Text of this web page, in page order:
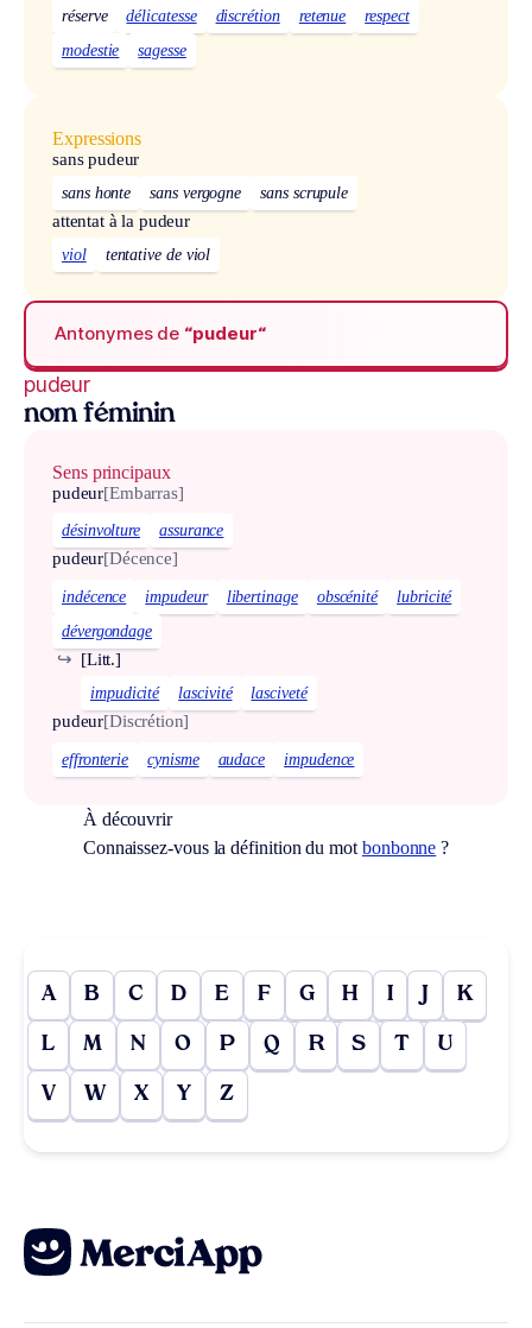
réserve délicatesse discrétion retenue
respect
modestie
sagesse
Expressions
sans pudeur
sans honte sans vergogne sans scrupule
attentat à la pudeur
viol tentative de viol
Antonymes de “pudeur“
pudeur
nom féminin
Sens principaux
pudeur[Embarras]
désinvolture assurance
pudeur[Décence]
indécence impudeur libertinage obscénité
lubricité
dévergondage
[Litt.]
↪
impudicité lascivité lasciveté
pudeur[Discrétion]
effronterie cynisme audace impudence
À découvrir
Connaissez-vous la définition du mot bonbonne ?
A B C D E F G H I J K
L M N O P Q R S T U
V W X Y Z